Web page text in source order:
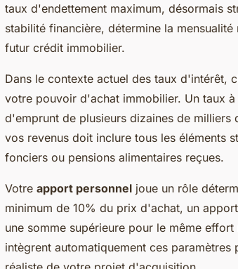
taux d'endettement maximum, désormais
stabilité financière, détermine la
futur crédit immobilier.
Dans le contexte actuel des taux d'intérêt,
votre pouvoir d'achat immobilier. Un taux
d'emprunt de plusieurs dizaines de
vos revenus doit inclure tous les éléments
fonciers ou pensions alimentaires reçues.
Votre apport personnel joue un rôle
minimum de 10% du prix d'achat, un
une somme supérieure pour le même
intègrent automatiquement ces